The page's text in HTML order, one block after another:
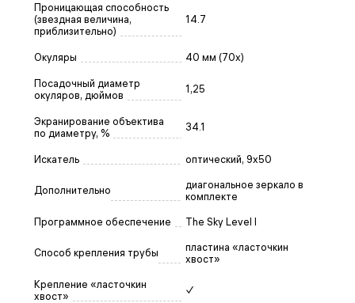
Проницающая способность
(звездная величина,
приблизительно)
14.7
Окуляры 40 мм (70x)
Посадочный диаметр
окуляров, дюймов
1,25
Экранирование объектива
по диаметру, %
34.1
Искатель оптический, 9х50
Дополнительно
диагональное зеркало в
комплекте
Программное обеспечение The Sky Level I
Способ крепления трубы
пластина «ласточкин
хвост»
Крепление «ласточкин
хвост»
✓